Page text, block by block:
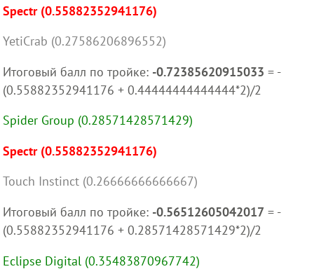
Spectr (0.55882352941176)
YetiCrab (0.27586206896552)
Итоговый балл по тройке: -0.72385620915033 = -
(0.55882352941176 + 0.44444444444444*2)/2
Spider Group (0.28571428571429)
Spectr (0.55882352941176)
Touch Instinct (0.26666666666667)
Итоговый балл по тройке: -0.56512605042017 = -
(0.55882352941176 + 0.28571428571429*2)/2
Eclipse Digital (0.35483870967742)